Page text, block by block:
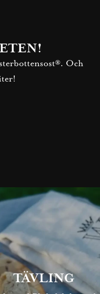
Och
TÄVLING